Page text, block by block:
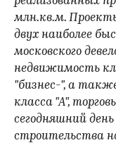
млн.кв.м.
двух наиболее
московского
недвижимость
"бизнес-", а
класса "А",
сегодняшний
строительства